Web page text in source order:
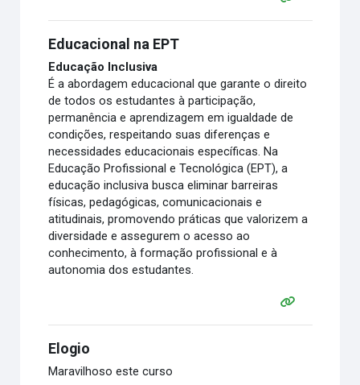
Educacional na EPT
Educação Inclusiva
É a abordagem educacional que garante o direito
de todos os estudantes à participação,
permanência e aprendizagem em igualdade de
condições, respeitando suas diferenças e
necessidades educacionais específicas. Na
Educação Profissional e Tecnológica (EPT), a
educação inclusiva busca eliminar barreiras
físicas, pedagógicas, comunicacionais e
atitudinais, promovendo práticas que valorizem a
diversidade e assegurem o acesso ao
conhecimento, à formação profissional e à
autonomia dos estudantes.
Elogio
Maravilhoso este curso